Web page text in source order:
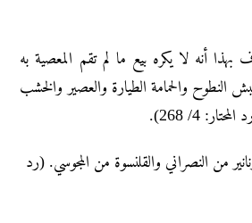
أنه لا يكره بيع ما لم تقم المعصية به
النطوح والحمامة الطيارة والعصير والخشب
4/ 268).
من النصراني والقلنسوة من المجوسي. (رد